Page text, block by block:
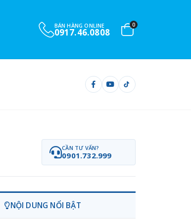
BÁN HÀNG ONLINE
0917.46.0808
0
CẦN TƯ VẤN?
0901.732.999
NỘI DUNG NỔI BẬT